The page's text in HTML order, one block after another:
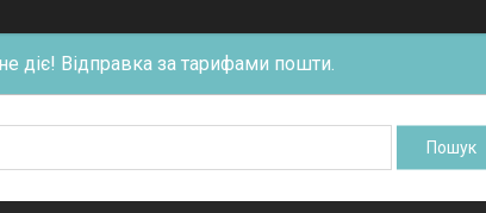
діє! Відправка за тарифами пошти.